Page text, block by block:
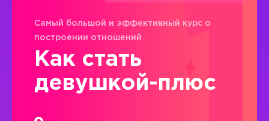
Самый большой и эффективный курс о
построении отношений
Как стать
девушкой-плюс